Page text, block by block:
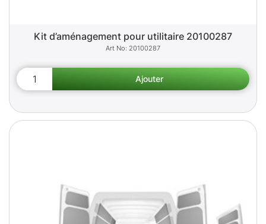
Kit d’aménagement pour utilitaire 20100287
20100287